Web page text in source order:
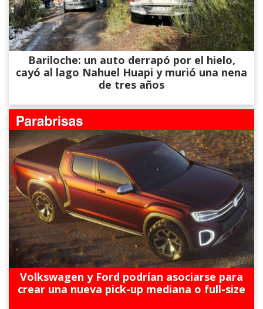
Bariloche: un auto derrapó por el hielo,
cayó al lago Nahuel Huapi y murió una nena
de tres años
Volkswagen y Ford podrían asociarse para
crear una nueva pick-up mediana o full-size